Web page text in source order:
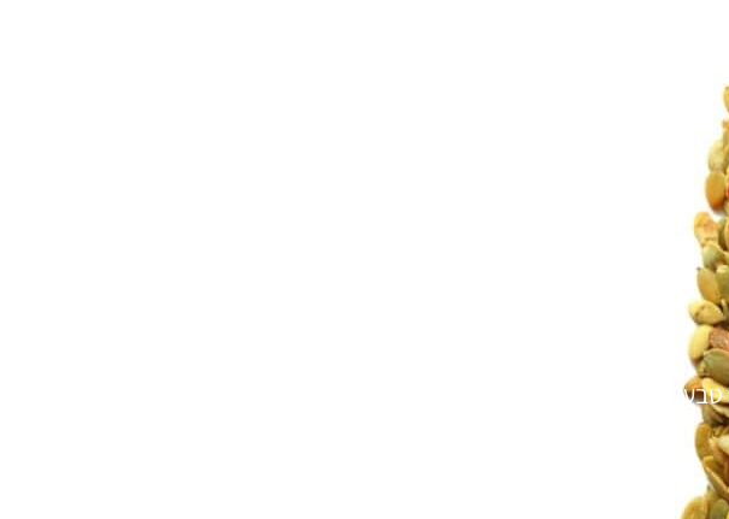
ויטמין E, או בשמו הביוכימי טוקופרול (Tocopherol) הוא אחד מנוגדי החימצון החשובים. ויטמין E טבעי